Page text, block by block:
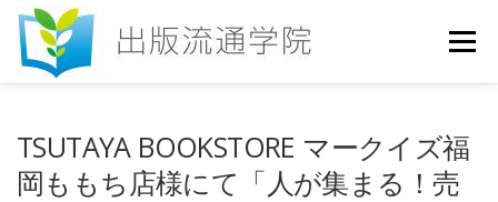
メニュー
TSUTAYA BOOKSTORE マークイズ福
岡ももち店様にて「人が集まる！売